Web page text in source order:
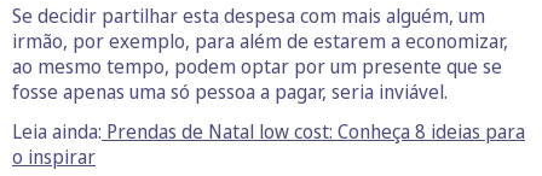
Se decidir partilhar esta despesa com mais alguém, um
irmão, por exemplo, para além de estarem a economizar,
ao mesmo tempo, podem optar por um presente que se
fosse apenas uma só pessoa a pagar, seria inviável.
Leia ainda: Prendas de Natal low cost: Conheça 8 ideias para
o inspirar